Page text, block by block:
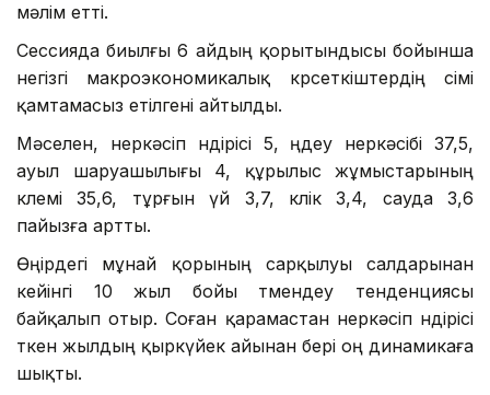
мәлім етті.
Сессияда биылғы 6 айдың қорытындысы бойынша
негізгі макроэкономикалық көрсеткіштердің өсімі
қамтамасыз етілгені айтылды.
Мәселен, өнеркәсіп өндірісі 5, өңдеу өнеркәсібі 37,5,
ауыл шаруашылығы 4, құрылыс жұмыстарының
көлемі 35,6, тұрғын үй 3,7, көлік 3,4, сауда 3,6
пайызға артты.
Өңірдегі мұнай қорының сарқылуы салдарынан
кейінгі 10 жыл бойы төмендеу тенденциясы
байқалып отыр. Соған қарамастан өнеркәсіп өндірісі
өткен жылдың қыркүйек айынан бері оң динамикаға
шықты.